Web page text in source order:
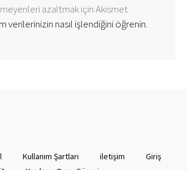
azaltmak için Akismet
verilerinizin nasıl işlendiğini öğrenin.
Kullanım Şartları iletişim
Giriş